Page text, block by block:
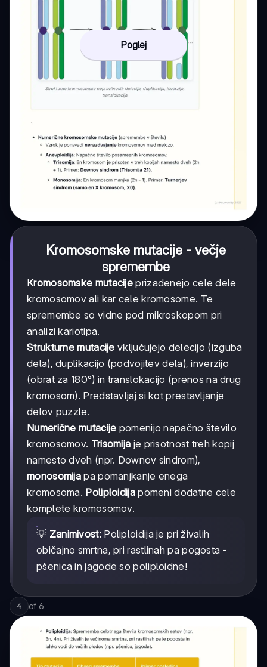
Poglej
Kromosomske mutacije - večje
spremembe
Kromosomske mutacije prizadenejo cele dele
kromosomov ali kar cele kromosome. Te
spremembe so vidne pod mikroskopom pri
analizi kariotipa.
Strukturne mutacije vključujejo delecijo (izguba
dela), duplikacijo (podvojitev dela), inverzijo
(obrat za 180°) in translokacijo (prenos na drug
kromosom). Predstavljaj si kot prestavljanje
delov puzzle.
Numerične mutacije pomenijo napačno število
kromosomov. Trisomija je prisotnost treh kopij
namesto dveh (npr. Downov sindrom),
monosomija pa pomanjkanje enega
kromosoma. Poliploidijapomeni dodatne cele
komplete kromosomov.
💡 Zanimivost:Poliploidija je pri živalih
običajno smrtna, pri rastlinah pa pogosta -
pšenica in jagode so poliploidne!
4 of 6